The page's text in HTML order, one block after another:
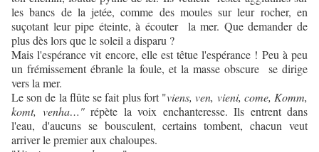
les bancs de la jetée, comme des moules sur leur rocher, en
suçotant leur pipe éteinte, à écouter la mer. Que demander de
plus dès lors que le soleil a disparu ?
Mais l'espérance vit encore, elle est têtue l'espérance ! Peu à peu
un frémissement ébranle la foule, et la masse obscure se dirige
vers la mer.
Le son de la flûte se fait plus fort "viens, ven, vieni, come, Komm,
komt, venha…"répète la voix enchanteresse. Ils entrent dans
l'eau, d'aucuns se bousculent, certains tombent, chacun veut
arriver le premier aux chaloupes.